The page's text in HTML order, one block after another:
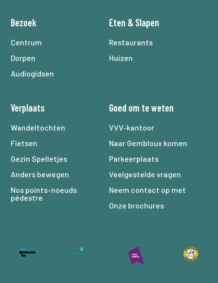
Bezoek
Centrum
Dorpen
Audiogidsen
Eten & Slapen
Restaurants
Huizen
Verplaats
Wandeltochten
Fietsen
Gezin Spelletjes
Anders bewegen
Nos points-noeuds
pédestre
Goed om te weten
VVV-kantoor
Naar Gembloux komen
Parkeerplaats
Veelgestelde vragen
Neem contact op met
Onze brochures